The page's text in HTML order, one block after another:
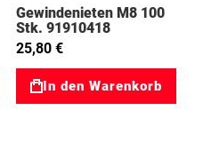
Gewindenieten M8 100
Stk. 91910418
25,80 €
In den Warenkorb